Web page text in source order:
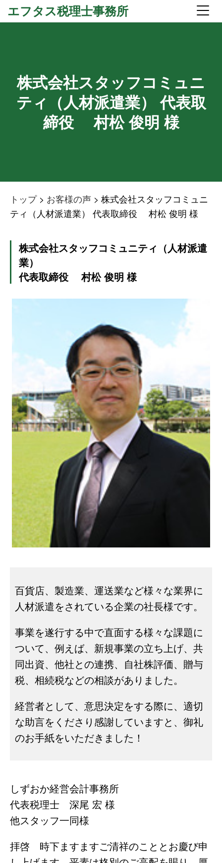
エフタス税理士事務所
株式会社スタッフコミュニ
ティ（人材派遣業） 代表取
締役 村松 俊明 様
トップ> お客様の声 > 株式会社スタッフコミュニ
ティ（人材派遣業） 代表取締役 村松 俊明 様
株式会社スタッフコミュニティ（人材派遣
業）
代表取締役 村松 俊明 様
百貨店、製造業、運送業など様々な業界に
人材派遣をされている企業の社長様です。
事業を遂行する中で直面する様々な課題に
ついて、例えば、新規事業の立ち上げ、共
同出資、他社との連携、自社株評価、贈与
税、相続税などの相談がありました。
経営者として、意思決定をする際に、適切
な助言をくださり感謝していますと、御礼
のお手紙をいただきました！
しずおか経営会計事務所
代表税理士 深尾 宏 様
他スタッフ一同様
拝啓 時下ますますご清祥のこととお慶び申